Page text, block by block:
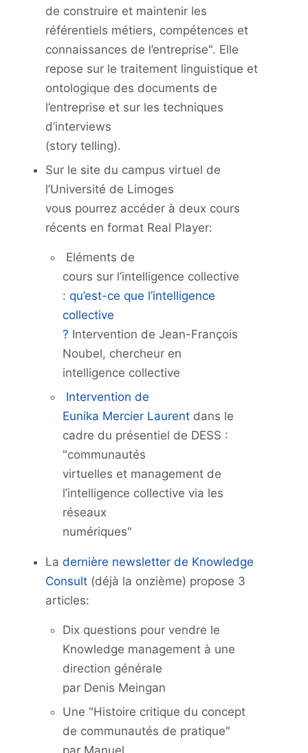
de construire et maintenir les
référentiels métiers, compétences et
connaissances de l’entreprise". Elle
repose sur le traitement linguistique et
ontologique des documents de
l’entreprise et sur les techniques
d’interviews
(story telling).
Sur le site du campus virtuel de
l’Université de Limoges
vous pourrez accéder à deux cours
récents en format Real Player:
Eléments de
cours sur l’intelligence collective
: qu’est-ce que l’intelligence
collective
? Intervention de Jean-François
Noubel, chercheur en
intelligence collective
Intervention de
Eunika Mercier Laurent dans le
cadre du présentiel de DESS :
"communautés
virtuelles et management de
l’intelligence collective via les
réseaux
numériques"
La dernière newsletter de Knowledge
Consult(déjà la onzième) propose 3
articles:
Dix questions pour vendre le
Knowledge management à une
direction générale
par Denis Meingan
Une "Histoire critique du concept
de communautés de pratique"
par Manuel